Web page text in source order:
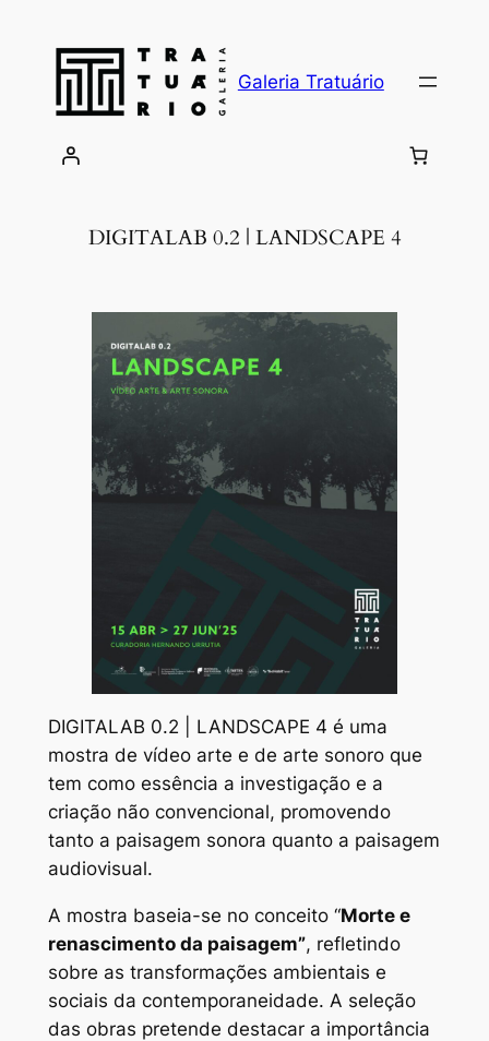
content
Galeria Tratuário
DIGITALAB 0.2 | LANDSCAPE 4
DIGITALAB 0.2 | LANDSCAPE 4 é uma
mostra de vídeo arte e de arte sonoro que
tem como essência a investigação e a
criação não convencional, promovendo
tanto a paisagem sonora quanto a paisagem
audiovisual.
A mostra baseia-se no conceito “Morte e
renascimento da paisagem”, refletindo
sobre as transformações ambientais e
sociais da contemporaneidade. A seleção
das obras pretende destacar a importância